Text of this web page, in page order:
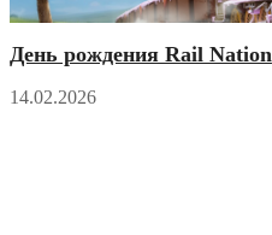
День рождения Rail Nation
14.02.2026